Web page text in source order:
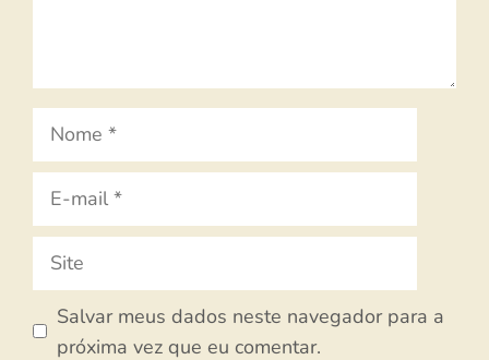
Nome
E-
Site
Salvar meus dados neste navegador para a
próxima vez que eu comentar.